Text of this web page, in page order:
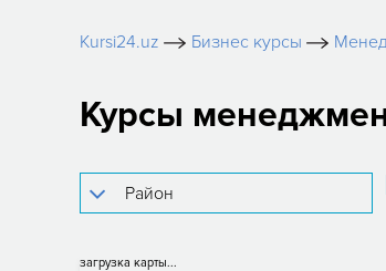
Kursi24.uz Бизнес курсы
Курсы
загрузка карты...